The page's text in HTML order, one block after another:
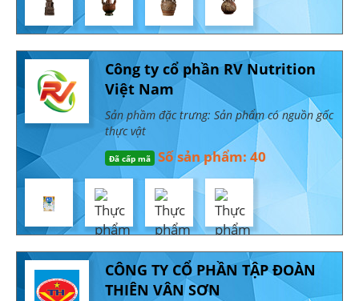
Công ty cổ phần RV Nutrition
Việt Nam
Sản phầm đặc trưng: Sản phẩm có nguồn gốc
thực vật
Đã cấp mã Số sản phẩm: 40
CÔNG TY CỔ PHẦN TẬP ĐOÀN
THIÊN VÂN SƠN